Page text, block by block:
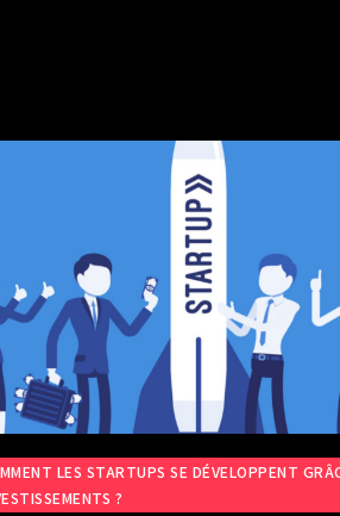
LES STARTUPS SE DÉVELOPPENT
?